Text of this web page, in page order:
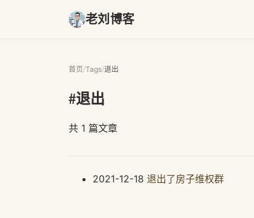
老刘博客
首页/Tags/退出
#退出
共 1 篇文章
2021-12-18 退出了房子维权群